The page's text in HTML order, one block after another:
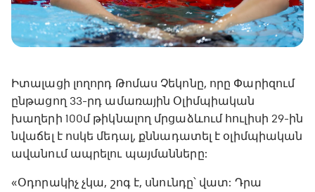
Իտալացի լողորդ Թոմաս Չեկոնը, որը Փարիզում
ընթացող 33-րդ ամառային Օլիմպիական
խաղերի 100մ թիկնալող մրցաձևում հուլիսի 29-ին
նվաճել է ոսկե մեդալ, քննադատել է օլիմպիական
ավանում ապրելու պայմանները:
«Օդորակիչ չկա, շոգ է, սնունդը՝ վատ: Դրա